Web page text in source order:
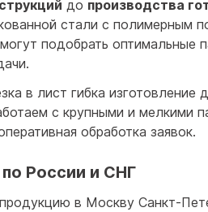
до производства
стали с полимерным
подобрать оптимальные
в лист гибка изготовление
с крупными и мелкими
обработка заявок.
России и СНГ
в Москву Санкт-